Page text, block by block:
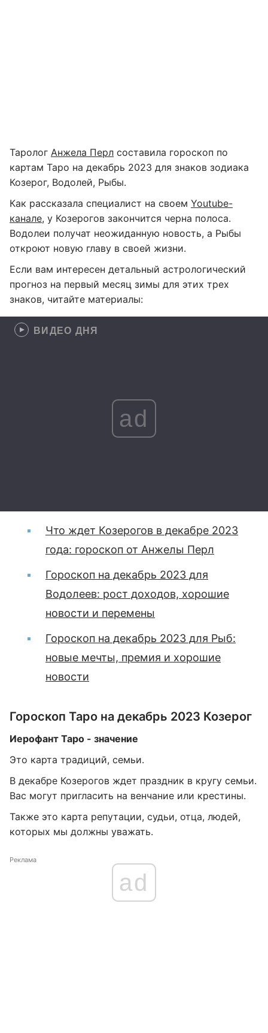
Таролог Анжела Перл составила гороскоп по
картам Таро на декабрь 2023 для знаков зодиака
Козерог, Водолей, Рыбы.
Как рассказала специалист на своем Youtube-
канале, у Козерогов закончится черна полоса.
Водолеи получат неожиданную новость, а Рыбы
откроют новую главу в своей жизни.
Если вам интересен детальный астрологический
прогноз на первый месяц зимы для этих трех
знаков, читайте материалы:
ВИДЕО ДНЯ
ad
Что ждет Козерогов в декабре 2023
года: гороскоп от Анжелы Перл
Гороскоп на декабрь 2023 для
Водолеев: рост доходов, хорошие
новости и перемены
Гороскоп на декабрь 2023 для Рыб:
новые мечты, премия и хорошие
новости
Гороскоп Таро на декабрь 2023 Козерог
Иерофант Таро - значение
Это карта традиций, семьи.
В декабре Козерогов ждет праздник в кругу семьи.
Вас могут пригласить на венчание или крестины.
Также это карта репутации, судьи, отца, людей,
которых мы должны уважать.
Реклама
ad